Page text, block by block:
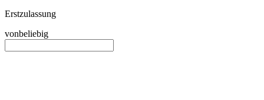
Erstzulassung
vonbeliebig